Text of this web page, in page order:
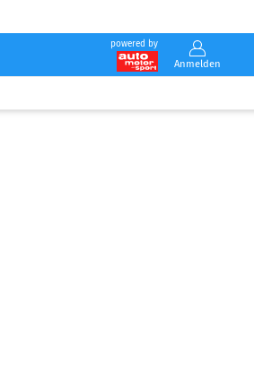
powered by
Anmelden